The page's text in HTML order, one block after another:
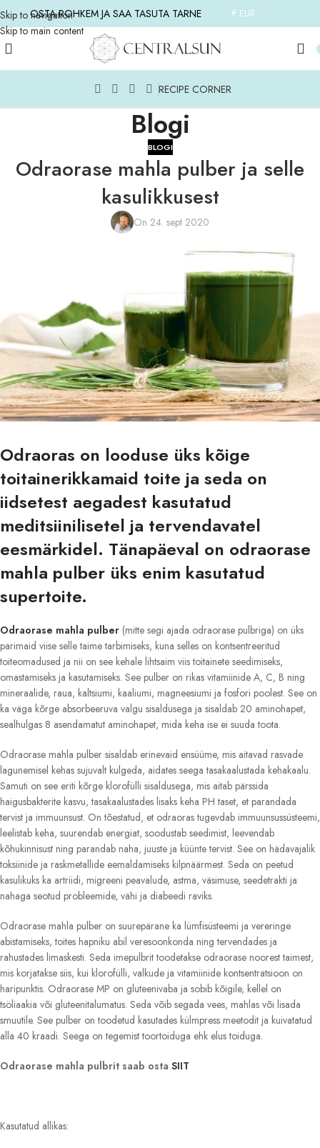
Skip to navigation
Skip to main content
OSTA ROHKEM JA SAA TASUTA TARNE € EUR
RECIPE CORNER
Blogi
BLOGI
Odraorase mahla pulber ja selle
kasulikkusest
On 24. sept 2020
Odraoras on looduse üks kõige
toitainerikkamaid toite ja seda on
iidsetest aegadest kasutatud
meditsiinilisetel ja tervendavatel
eesmärkidel. Tänapäeval on odraorase
mahla pulber üks enim kasutatud
supertoite.
Odraorase mahla pulber (mitte segi ajada odraorase pulbriga) on üks
parimaid viise selle taime tarbimiseks, kuna selles on kontsentreeritud
toiteomadused ja nii on see kehale lihtsaim viis toitainete seedimiseks,
omastamiseks ja kasutamiseks. See pulber on rikas vitamiinide A, C, B ning
mineraalide, raua, kaltsiumi, kaaliumi, magneesiumi ja fosfori poolest. See on
ka väga kõrge absorbeeruva valgu sisaldusega ja sisaldab 20 aminohapet,
sealhulgas 8 asendamatut aminohapet, mida keha ise ei suuda toota.
Odraorase mahla pulber sisaldab erinevaid ensüüme, mis aitavad rasvade
lagunemisel kehas sujuvalt kulgeda, aidates seega tasakaalustada kehakaalu.
Samuti on see eriti kõrge klorofülli sisaldusega, mis aitab pärssida
haigusbakterite kasvu, tasakaalustades lisaks keha PH taset, et parandada
tervist ja immuunsust. On tõestatud, et odraoras tugevdab immuunsussüsteemi,
leelistab keha, suurendab energiat, soodustab seedimist, leevendab
kõhukinnisust ning parandab naha, juuste ja küünte tervist. See on hädavajalik
toksiinide ja raskmetallide eemaldamiseks kilpnäärmest. Seda on peetud
kasulikuks ka artriidi, migreeni peavalude, astma, väsimuse, seedetrakti ja
nahaga seotud probleemide, vähi ja diabeedi raviks.
Odraorase mahla pulber on suurepärane ka lümfisüsteemi ja vereringe
abistamiseks, toites hapniku abil veresoonkonda ning tervendades ja
rahustades limaskesti. Seda imepulbrit toodetakse odraorase noorest taimest,
mis korjatakse siis, kui klorofülli, valkude ja vitamiinide kontsentratsioon on
haripunktis. Odraorase MP on gluteenivaba ja sobib kõigile, kellel on
tsöliaakia või gluteenitalumatus. Seda võib segada vees, mahlas või lisada
smuutile. See pulber on toodetud kasutades külmpress meetodit ja kuivatatud
alla 40 kraadi. Seega on tegemist toortoiduga ehk elus toiduga.
Odraorase mahla pulbrit saab osta SIIT
Kasutatud allikas: